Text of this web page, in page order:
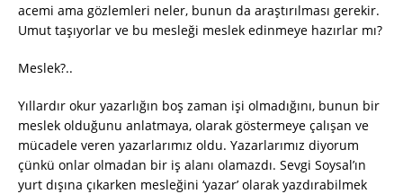
acemi ama gözlemleri neler, bunun da araştırılması gerekir.
Umut taşıyorlar ve bu mesleği meslek edinmeye hazırlar mı?
Meslek?..
Yıllardır okur yazarlığın boş zaman işi olmadığını, bunun bir
meslek olduğunu anlatmaya, olarak göstermeye çalışan ve
mücadele veren yazarlarımız oldu. Yazarlarımız diyorum
çünkü onlar olmadan bir iş alanı olamazdı. Sevgi Soysal’ın
yurt dışına çıkarken mesleğini ‘yazar’ olarak yazdırabilmek